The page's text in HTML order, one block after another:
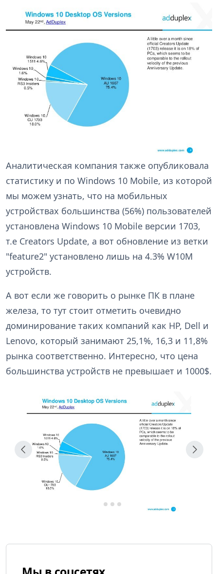
Аналитическая компания также опубликовала
статистику и по Windows 10 Mobile, из которой
мы можем узнать, что на мобильных
устройствах большинства (56%) пользователей
установлена Windows 10 Mobile версии 1703,
т.е Creators Update, а вот обновление из ветки
"feature2" установлено лишь на 4.3% W10M
устройств.
А вот если же говорить о рынке ПК в плане
железа, то тут стоит отметить очевидно
доминирование таких компаний как HP, Dell и
Lenovo, который занимают 25,1%, 16,3 и 11,8%
рынка соответственно. Интересно, что цена
большинства устройств не превышает и 1000$.